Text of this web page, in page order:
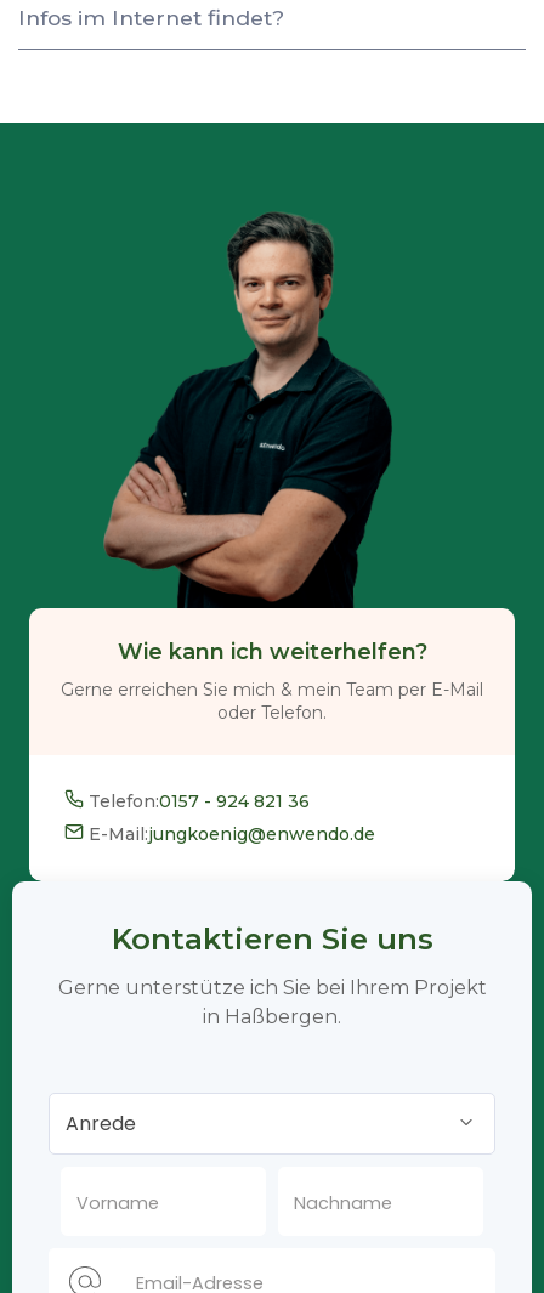
Infos im Internet findet?
Wie kann ich weiterhelfen?
Gerne erreichen Sie mich & mein Team per E-Mail
oder Telefon.
Telefon:0157 - 924 821 36
E-Mail:jungkoenig@enwendo.de
Kontaktieren Sie uns
Gerne unterstütze ich Sie bei Ihrem Projekt
in Haßbergen.